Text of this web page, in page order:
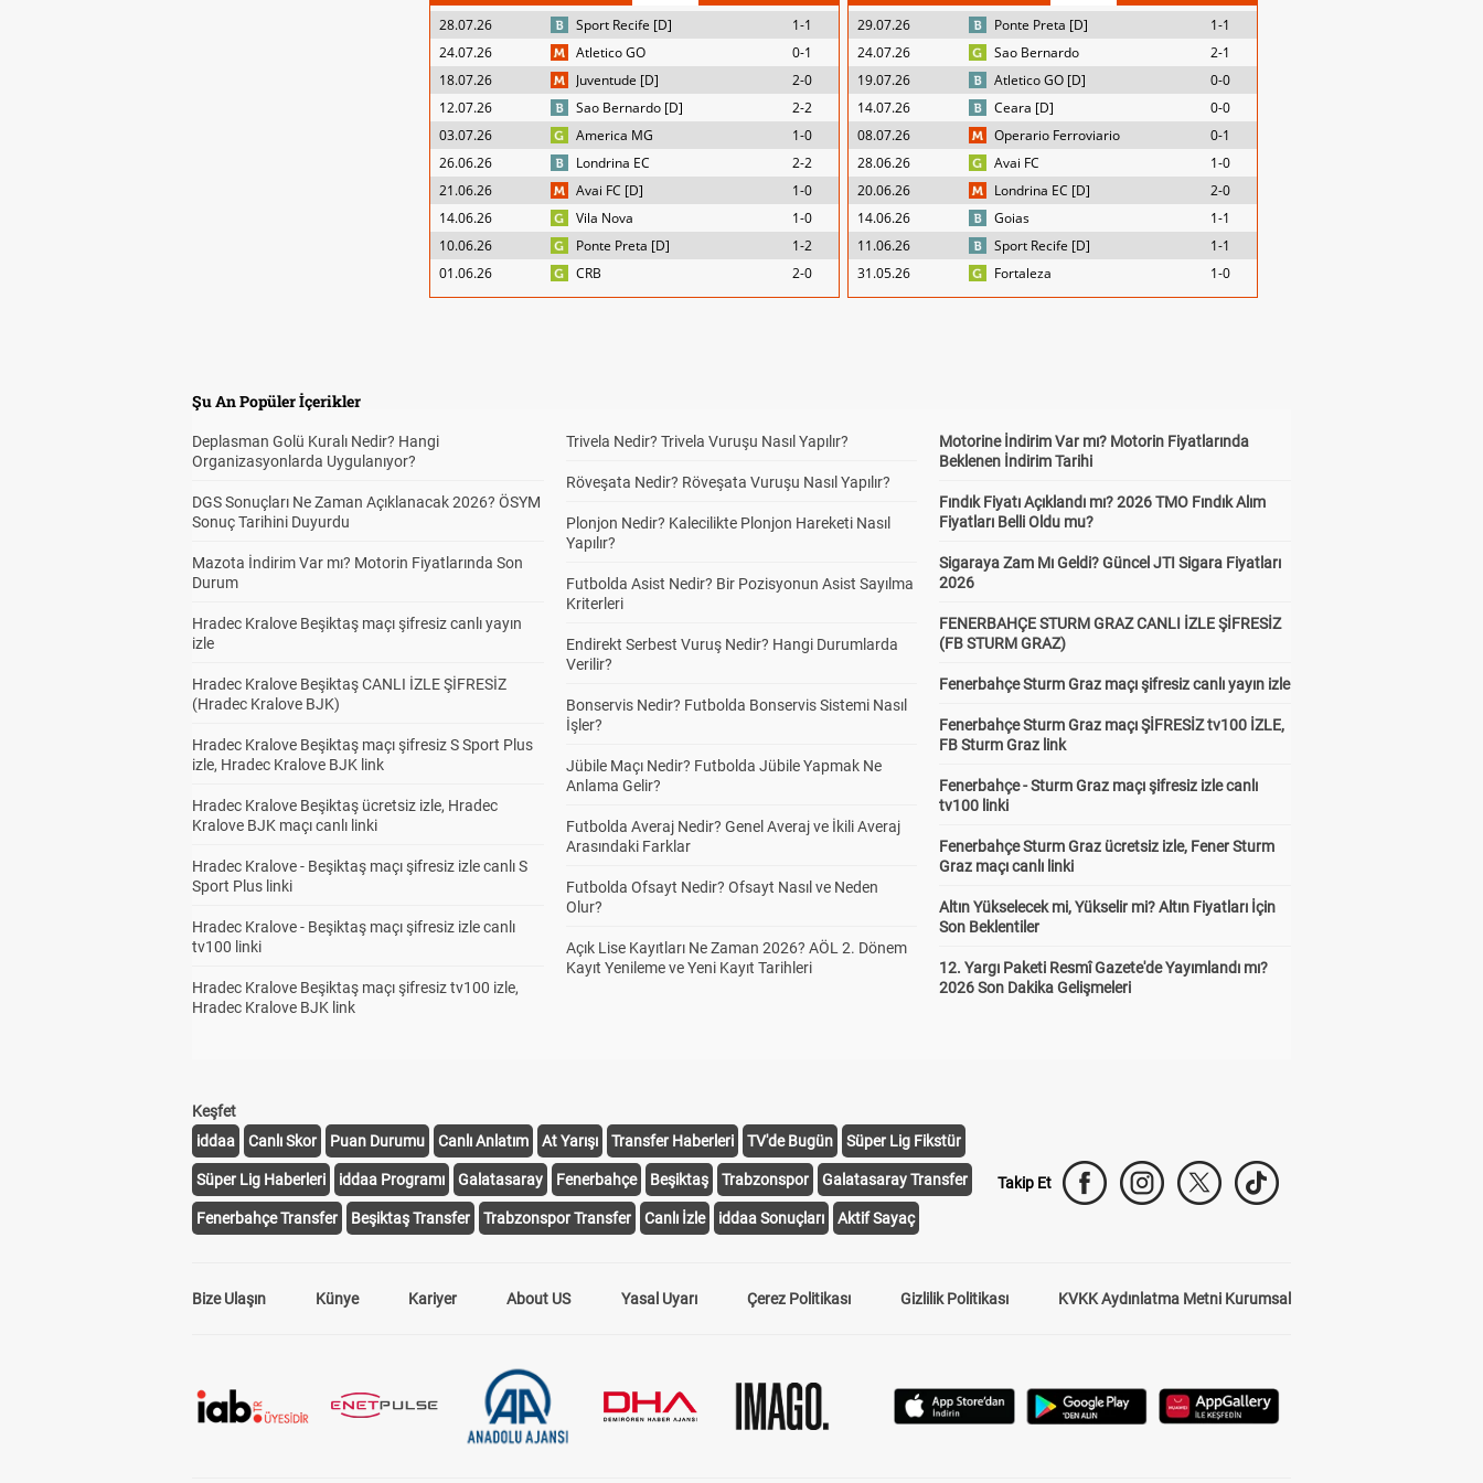
28.07.26
Sport Recife [D]
1-1
24.07.26
Atletico GO
0-1
18.07.26
Juventude [D]
2-0
12.07.26
Sao Bernardo [D]
2-2
03.07.26
America MG
1-0
26.06.26
Londrina EC
2-2
21.06.26
Avai FC [D]
1-0
14.06.26
Vila Nova
1-0
10.06.26
Ponte Preta [D]
1-2
01.06.26
CRB 2-0
29.07.26
Ponte Preta [D]
1-1
24.07.26
Sao Bernardo
2-1
19.07.26
Atletico GO [D]
0-0
14.07.26
Ceara [D]
0-0
08.07.26
Operario Ferroviario
0-1
28.06.26
Avai FC
1-0
20.06.26
Londrina EC [D]
2-0
14.06.26
Goias
1-1
11.06.26
Sport Recife [D]
1-1
31.05.26
Fortaleza 1-0
Şu An Popüler İçerikler
Deplasman Golü Kuralı Nedir? Hangi
Organizasyonlarda Uygulanıyor?
DGS Sonuçları Ne Zaman Açıklanacak 2026? ÖSYM
Sonuç Tarihini Duyurdu
Mazota İndirim Var mı? Motorin Fiyatlarında Son
Durum
Hradec Kralove Beşiktaş maçı şifresiz canlı yayın
izle
Hradec Kralove Beşiktaş CANLI İZLE ŞİFRESİZ
(Hradec Kralove BJK)
Hradec Kralove Beşiktaş maçı şifresiz S Sport Plus
izle, Hradec Kralove BJK link
Hradec Kralove Beşiktaş ücretsiz izle, Hradec
Kralove BJK maçı canlı linki
Hradec Kralove - Beşiktaş maçı şifresiz izle canlı S
Sport Plus linki
Hradec Kralove - Beşiktaş maçı şifresiz izle canlı
tv100 linki
Hradec Kralove Beşiktaş maçı şifresiz tv100 izle,
Hradec Kralove BJK link
Trivela Nedir? Trivela Vuruşu Nasıl Yapılır?
Röveşata Nedir? Röveşata Vuruşu Nasıl Yapılır?
Plonjon Nedir? Kalecilikte Plonjon Hareketi Nasıl
Yapılır?
Futbolda Asist Nedir? Bir Pozisyonun Asist Sayılma
Kriterleri
Endirekt Serbest Vuruş Nedir? Hangi Durumlarda
Verilir?
Bonservis Nedir? Futbolda Bonservis Sistemi Nasıl
İşler?
Jübile Maçı Nedir? Futbolda Jübile Yapmak Ne
Anlama Gelir?
Futbolda Averaj Nedir? Genel Averaj ve İkili Averaj
Arasındaki Farklar
Futbolda Ofsayt Nedir? Ofsayt Nasıl ve Neden
Olur?
Açık Lise Kayıtları Ne Zaman 2026? AÖL 2. Dönem
Kayıt Yenileme ve Yeni Kayıt Tarihleri
Motorine İndirim Var mı? Motorin Fiyatlarında
Beklenen İndirim Tarihi
Fındık Fiyatı Açıklandı mı? 2026 TMO Fındık Alım
Fiyatları Belli Oldu mu?
Sigaraya Zam Mı Geldi? Güncel JTI Sigara Fiyatları
2026
FENERBAHÇE STURM GRAZ CANLI İZLE ŞİFRESİZ
(FB STURM GRAZ)
Fenerbahçe Sturm Graz maçı şifresiz canlı yayın izle
Fenerbahçe Sturm Graz maçı ŞİFRESİZ tv100 İZLE,
FB Sturm Graz link
Fenerbahçe - Sturm Graz maçı şifresiz izle canlı
tv100 linki
Fenerbahçe Sturm Graz ücretsiz izle, Fener Sturm
Graz maçı canlı linki
Altın Yükselecek mi, Yükselir mi? Altın Fiyatları İçin
Son Beklentiler
12. Yargı Paketi Resmî Gazete'de Yayımlandı mı?
2026 Son Dakika Gelişmeleri
Keşfet
iddaa
Canlı Skor Puan Durumu Canlı Anlatım At Yarışı Transfer Haberleri TV'de Bugün Süper Lig Fikstür
Süper Lig Haberleri iddaa Programı Galatasaray Fenerbahçe Beşiktaş Trabzonspor Galatasaray Transfer
Fenerbahçe Transfer Beşiktaş Transfer Trabzonspor Transfer Canlı İzle iddaa Sonuçları Aktif Sayaç
Takip Et
Bize Ulaşın Künye Kariyer About US Yasal Uyarı Çerez Politikası Gizlilik Politikası KVKK Aydınlatma Metni Kurumsal